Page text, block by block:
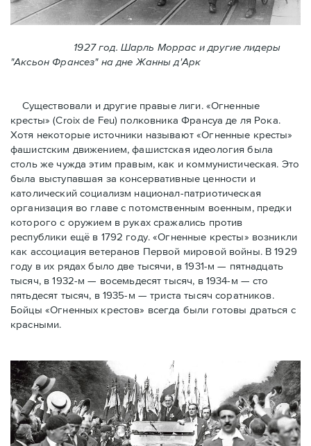
1927 год. Шарль Моррас и другие лидеры
"Аксьон Франсез" на дне Жанны д'Арк
Существовали и другие правые лиги. «Огненные
кресты» (Croix de Feu) полковника Франсуа де ля Рока.
Хотя некоторые источники называют «Огненные крeсты»
фашистским движением, фашистская идеология была
столь же чужда этим правым, как и коммунистическая. Это
была выступавшая за консервативные ценности и
католический социализм национал-патриотическая
организация во главе с потомственным военным, предки
которого с оружием в руках сражались против
республики ещё в 1792 году. «Огненные кресты» возникли
как ассоциация ветеранов Первой мировой войны. В 1929
году в их рядах было две тысячи, в 1931-м — пятнадцать
тысяч, в 1932-м — восемьдесят тысяч, в 1934-м — сто
пятьдесят тысяч, в 1935-м — триста тысяч соратников.
Бойцы «Огненных крестов» всегда были готовы драться с
красными.